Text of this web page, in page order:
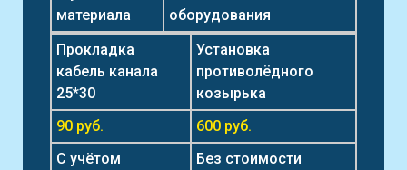
материала
оборудования
Прокладка
кабель канала
25*30
Установка
противолёдного
козырька
90 руб.
600 руб.
С учётом
Без стоимости